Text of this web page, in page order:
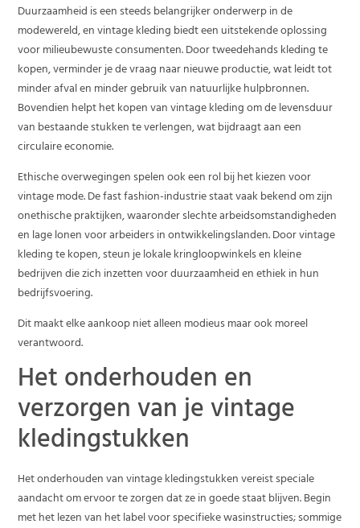
Duurzaamheid is een steeds belangrijker onderwerp in de
modewereld, en vintage kleding biedt een uitstekende oplossing
voor milieubewuste consumenten. Door tweedehands kleding te
kopen, verminder je de vraag naar nieuwe productie, wat leidt tot
minder afval en minder gebruik van natuurlijke hulpbronnen.
Bovendien helpt het kopen van vintage kleding om de levensduur
van bestaande stukken te verlengen, wat bijdraagt aan een
circulaire economie.
Ethische overwegingen spelen ook een rol bij het kiezen voor
vintage mode. De fast fashion-industrie staat vaak bekend om zijn
onethische praktijken, waaronder slechte arbeidsomstandigheden
en lage lonen voor arbeiders in ontwikkelingslanden. Door vintage
kleding te kopen, steun je lokale kringloopwinkels en kleine
bedrijven die zich inzetten voor duurzaamheid en ethiek in hun
bedrijfsvoering.
Dit maakt elke aankoop niet alleen modieus maar ook moreel
verantwoord.
Het onderhouden en
verzorgen van je vintage
kledingstukken
Het onderhouden van vintage kledingstukken vereist speciale
aandacht om ervoor te zorgen dat ze in goede staat blijven. Begin
met het lezen van het label voor specifieke wasinstructies; sommige